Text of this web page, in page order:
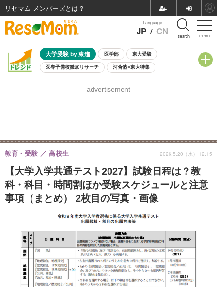
menu
Language
JP / CN search
大学受験 by 東進 医学部 東大受験
医専予備校徹底リサーチ 河合塾×東大特集
8月開催学校説明会・相談会
advertisement
【大学入学共通テスト2027】試験日程は？教
科・科目・時間割ほか受験スケジュールと注意
事項（まとめ） 2枚目の写真・画像
教育・受験 高校生 2026.5.20（水） 12:15
リセマム メンバーズ